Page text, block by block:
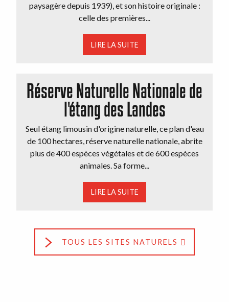
paysagère depuis 1939), et son histoire originale :
celle des premières...
LIRE LA SUITE
Réserve Naturelle Nationale de
l'étang des Landes
Seul étang limousin d'origine naturelle, ce plan d'eau
de 100 hectares, réserve naturelle nationale, abrite
plus de 400 espèces végétales et de 600 espèces
animales. Sa forme...
LIRE LA SUITE
TOUS LES SITES NATURELS